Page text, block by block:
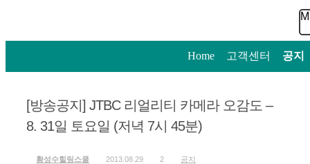
Home 고객센터 공지
[방송공지] JTBC 리얼리티 카메라 오감도 –
8. 31일 토요일 (저녁 7시 45분)
황성수힐링스쿨 2013.08.29 2 공지